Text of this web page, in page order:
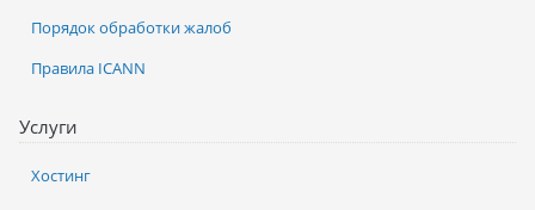
Услуги
Хостинг
Порядок обработки жалоб
Правила ICANN